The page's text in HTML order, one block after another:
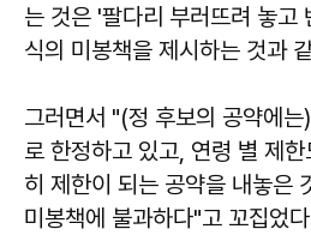
는 것은 '팔다리 부러뜨려 놓고
식의 미봉책을 제시하는 것과
그러면서 "(정 후보의 공약에
로 한정하고 있고, 연령 별 제
히 제한이 되는 공약을 내놓은
미봉책에 불과하다"고 꼬집었